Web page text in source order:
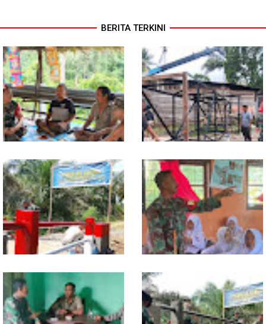
BERITA TERKINI
Warung Kopi Jadi Ruang
Komsos, Babinsa Ajak Warga
Jaga Keamanan Lingkungan
Program TNI AD Manunggal Air
Masuki Tahap Pendirian Tower
Polytank di Simpang Kiri
Sentuhan Akhir Jembatan
Garuda Dikebut, Kodim 0118
Optimistis Tepat Waktu
Babinsa Tanamkan Nilai
Pancasila dan Cinta Tanah Air
kepada Siswa SMP